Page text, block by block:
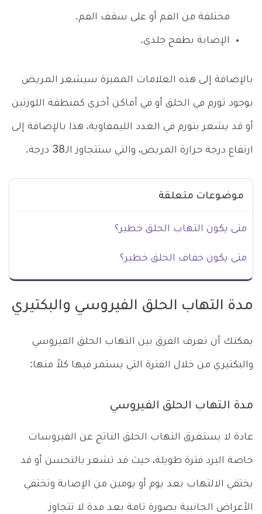
مختلفة من الفم أو على سقف الفم.
الإصابة بطفح جلدي.
بالإضافة إلى هذه العلامات المميزة سيشعر المريض
بوجود تورم في الحلق أو في أماكن أخرى كمنطقة اللوزتين
أو قد يشعر بتورم في الغدد الليمفاوية، هذا بالإضافة إلى
ارتفاع درجة حرارة المريض، والتي ستتجاوز الـ38 درجة.
موضوعات متعلقة
متى يكون التهاب الحلق خطير؟
متى يكون جفاف الحلق خطير؟
مدة التهاب الحلق الفيروسي والبكتيري
يمكنك أن تعرف الفرق بين التهاب الحلق الفيروسي
والبكتيري من خلال الفترة التي يستمر فيها كلاً منها:
مدة التهاب الحلق الفيروسي
عادة لا يستغرق التهاب الحلق الناتج عن الفيروسات
خاصة البرد فترة طويلة، حيث قد تشعر بالتحسن أو قد
يختفي الالتهاب بعد يوم أو يومين من الإصابة وتختفي
الأعراض الجانبية بصورة تامة بعد مدة لا تتجاوز